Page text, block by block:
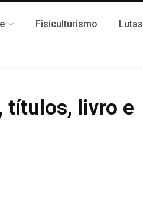
Fisiculturismo Lutas
títulos, livro e